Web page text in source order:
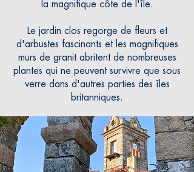
la magnifique côte de l'île.
Le jardin clos regorge de fleurs et
d'arbustes fascinants et les magnifiques
murs de granit abritent de nombreuses
plantes qui ne peuvent survivre que sous
verre dans d'autres parties des îles
britanniques.